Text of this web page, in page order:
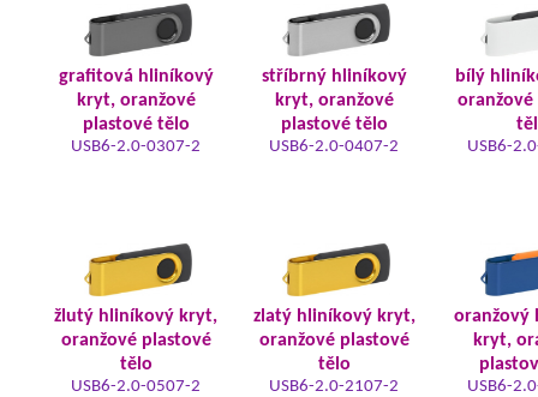
grafitová hliníkový
kryt, oranžové
plastové tělo
USB6-2.0-0307-2
stříbrný hliníkový
kryt, oranžové
plastové tělo
USB6-2.0-0407-2
bílý
oranžové
USB6-
žlutý hliníkový kryt,
oranžové plastové
tělo
USB6-2.0-0507-2
zlatý hliníkový kryt,
oranžové plastové
tělo
USB6-2.0-2107-2
oranžový
kryt,
USB6-